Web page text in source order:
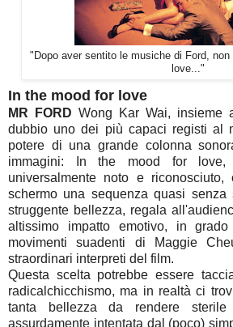
"Dopo aver sentito le musiche di Ford,
love..."
In the mood for love
MR FORD Wong Kar Wai, insieme
dubbio uno dei più capaci registi al
potere di una grande colonna
immagini: In the mood for
universalmente noto e
schermo una sequenza quasi
struggente bellezza, regala
altissimo impatto emotivo, in
movimenti suadenti di Maggie
straordinari interpreti del film.
Questa scelta potrebbe essere
radicalchicchismo, ma in realtà ci
tanta bellezza da rendere sterile
assurdamente intentata dal (poco)